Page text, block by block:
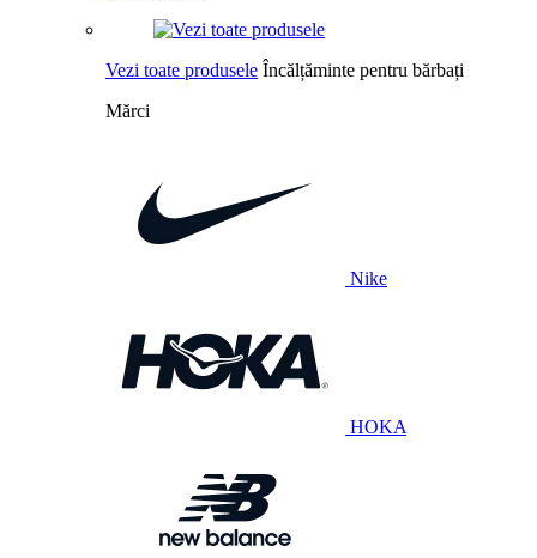
Vezi toate produsele Încălțăminte pentru bărbați
Mărci
Nike
HOKA